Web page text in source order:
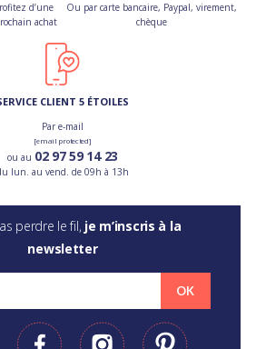
d’une
achat
Ou par carte bancaire, Paypal, virement,
chèque
CLIENT 5 ÉTOILES
Par e-mail
[email protected]
ou au 02 97 59 14 23
lun. au vend. de 09h à 13h
perdre le fil, je m’inscris à la
newsletter
OK